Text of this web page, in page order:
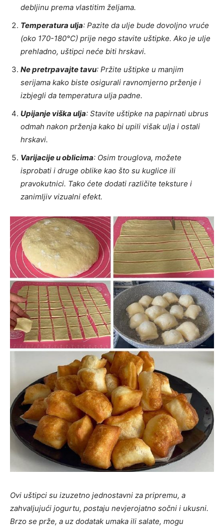
debljinu prema vlastitim željama.
Temperatura ulja: Pazite da ulje bude dovoljno vruće
(oko 170-180°C) prije nego stavite uštipke. Ako je ulje
prehladno, uštipci neće biti hrskavi.
Ne pretrpavajte tavu: Pržite uštipke u manjim
serijama kako biste osigurali ravnomjerno prženje i
izbjegli da temperatura ulja padne.
Upijanje viška ulja: Stavite uštipke na papirnati ubrus
odmah nakon prženja kako bi upili višak ulja i ostali
hrskavi.
Varijacije u oblicima: Osim trouglova, možete
isprobati i druge oblike kao što su kuglice ili
pravokutnici. Tako ćete dodati različite teksture i
zanimljiv vizualni efekt.
Ovi uštipci su izuzetno jednostavni za pripremu, a
zahvaljujući jogurtu, postaju nevjerojatno sočni i ukusni.
Brzo se prže, a uz dodatak umaka ili salate, mogu